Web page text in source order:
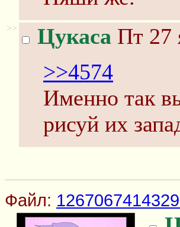
>> Цукаса Пт 27
>>4574
Именно так
рисуй их
Файл: